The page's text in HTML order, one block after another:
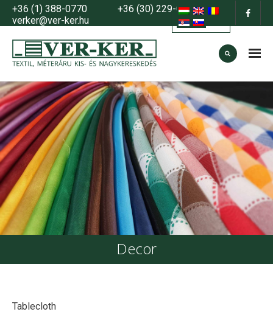
+36 (1) 388-0770
+36 (30) 229-0883
verker@ver-ker.hu
HOME
About us
products
- Seasonals
- Basics
- Decor
- Fashion
Decor
Tablecloth